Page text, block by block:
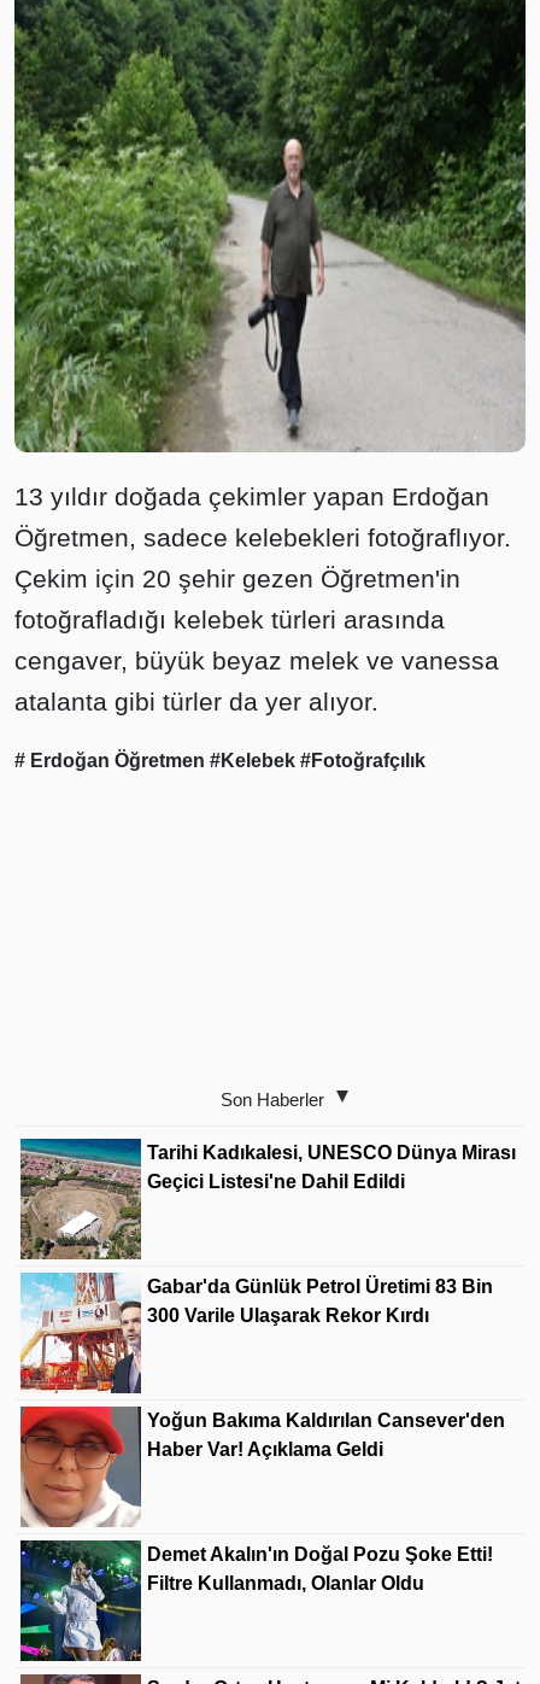
13 yıldır doğada çekimler yapan Erdoğan
Öğretmen, sadece kelebekleri fotoğraflıyor.
Çekim için 20 şehir gezen Öğretmen'in
fotoğrafladığı kelebek türleri arasında
cengaver, büyük beyaz melek ve vanessa
atalanta gibi türler da yer alıyor.
# Erdoğan Öğretmen #Kelebek #Fotoğrafçılık
Son Haberler
Tarihi Kadıkalesi, UNESCO Dünya Mirası
Geçici Listesi'ne Dahil Edildi
Gabar'da Günlük Petrol Üretimi 83 Bin
300 Varile Ulaşarak Rekor Kırdı
Yoğun Bakıma Kaldırılan Cansever'den
Haber Var! Açıklama Geldi
Demet Akalın'ın Doğal Pozu Şoke Etti!
Filtre Kullanmadı, Olanlar Oldu